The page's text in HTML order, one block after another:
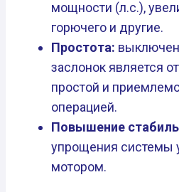
мощности (л.с.),
горючего и другие.
Простота:
заслонок является
простой и
операцией.
Повышение
упрощения системы
мотором.